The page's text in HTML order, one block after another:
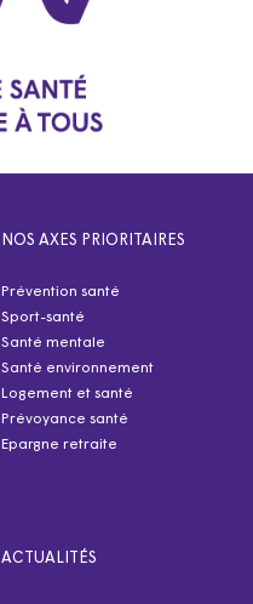
NOS AXES PRIORITAIRES
Prévention santé
Sport-santé
Santé mentale
Santé environnement
Logement et santé
Prévoyance santé
Epargne retraite
ACTUALITÉS